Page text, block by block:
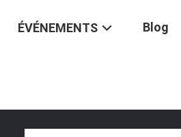
ÉVÉNEMENTS Blog
Conception